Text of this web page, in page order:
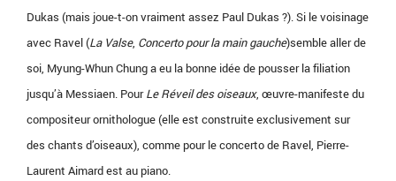
Dukas (mais joue-t-on vraiment assez Paul Dukas ?). Si le voisinage
avec Ravel (La Valse, Concerto pour la main gauche)semble aller de
soi, Myung-Whun Chung a eu la bonne idée de pousser la filiation
jusqu’à Messiaen. PourLe Réveil des oiseaux, œuvre-manifeste du
compositeur ornithologue (elle est construite exclusivement sur
des chants d’oiseaux), comme pour le concerto de Ravel, Pierre-
Laurent Aimard est au piano.